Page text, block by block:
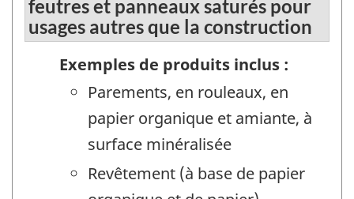
feutres et panneaux saturés pour
usages autres que la construction
Exemples de produits inclus :
Parements, en rouleaux, en
papier organique et amiante, à
surface minéralisée
Revêtement (à base de papier